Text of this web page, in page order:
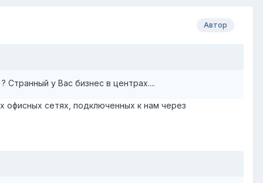
Автор
Странный у Вас бизнес в центрах....
сетях, подключенных к нам через